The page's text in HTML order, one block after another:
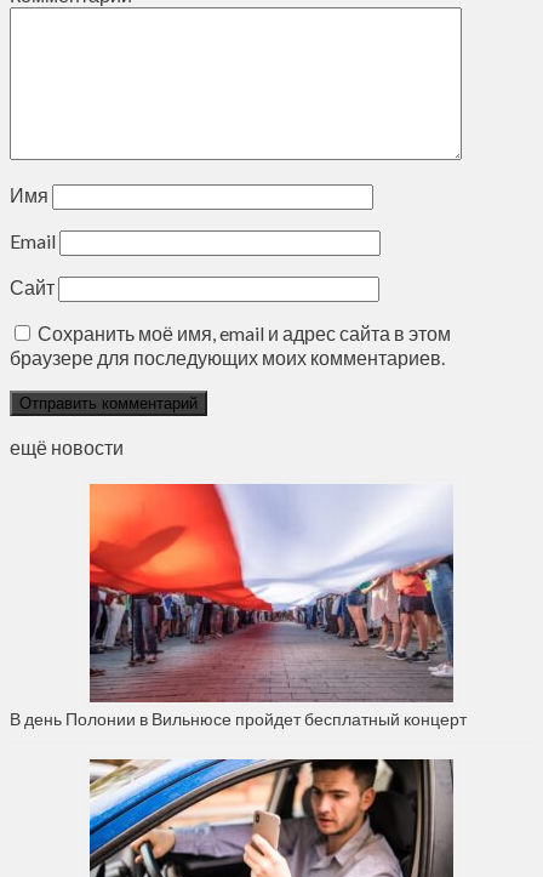
Имя
Email
Сайт
Сохранить моё имя, email и адрес сайта в этом
браузере для последующих моих комментариев.
ещё новости
В день Полонии в Вильнюсе пройдет бесплатный концерт